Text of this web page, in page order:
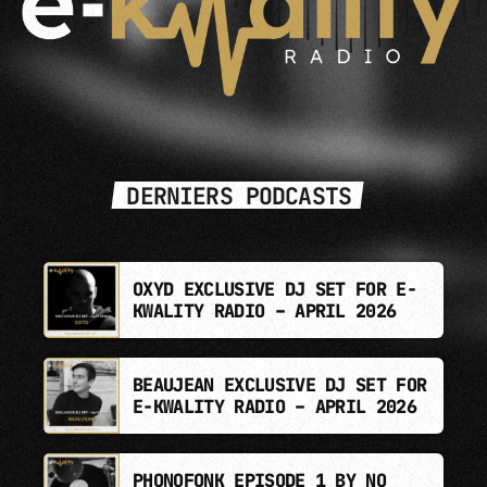
DERNIERS PODCASTS
OXYD EXCLUSIVE DJ SET FOR E-
KWALITY RADIO – APRIL 2026
BEAUJEAN EXCLUSIVE DJ SET FOR
E-KWALITY RADIO – APRIL 2026
PHONOFONK EPISODE 1 BY NO